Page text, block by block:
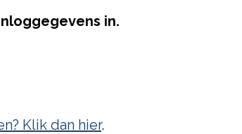
in.
Klik dan hier.